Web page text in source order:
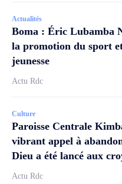
Actualités
Boma : Éric Lubamba
la promotion du sport
jeunesse
Actu Rdc
Culture
Paroisse Centrale
vibrant appel à
Dieu a été lancé aux
Actu Rdc